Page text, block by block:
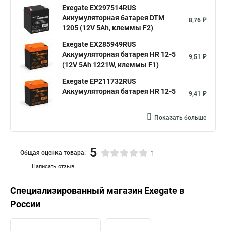
Exegate EX297514RUS
Аккумуляторная батарея DTM
1205 (12V 5Ah, клеммы F2)
8,76 ₽
Exegate EX285949RUS
Аккумуляторная батарея HR 12-5
(12V 5Ah 1221W, клеммы F1)
9,51 ₽
Exegate EP211732RUS
Аккумуляторная батарея HR 12-5
9,41 ₽
Показать больше
Написать отзыв
Общая оценка товара: 5 1
Специализированный магазин Exegate в
России